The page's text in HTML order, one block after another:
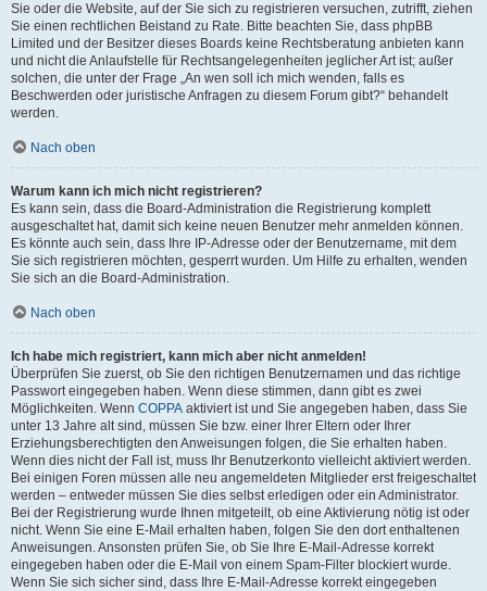
Sie oder die Website, auf der Sie sich zu registrieren versuchen, zutrifft, ziehen
Sie einen rechtlichen Beistand zu Rate. Bitte beachten Sie, dass phpBB
Limited und der Besitzer dieses Boards keine Rechtsberatung anbieten kann
und nicht die Anlaufstelle für Rechtsangelegenheiten jeglicher Art ist; außer
solchen, die unter der Frage „An wen soll ich mich wenden, falls es
Beschwerden oder juristische Anfragen zu diesem Forum gibt?“ behandelt
werden.
Nach oben
Warum kann ich mich nicht registrieren?
Es kann sein, dass die Board-Administration die Registrierung komplett
ausgeschaltet hat, damit sich keine neuen Benutzer mehr anmelden können.
Es könnte auch sein, dass Ihre IP-Adresse oder der Benutzername, mit dem
Sie sich registrieren möchten, gesperrt wurden. Um Hilfe zu erhalten, wenden
Sie sich an die Board-Administration.
Nach oben
Ich habe mich registriert, kann mich aber nicht anmelden!
Überprüfen Sie zuerst, ob Sie den richtigen Benutzernamen und das richtige
Passwort eingegeben haben. Wenn diese stimmen, dann gibt es zwei
Möglichkeiten. Wenn COPPA aktiviert ist und Sie angegeben haben, dass Sie
unter 13 Jahre alt sind, müssen Sie bzw. einer Ihrer Eltern oder Ihrer
Erziehungsberechtigten den Anweisungen folgen, die Sie erhalten haben.
Wenn dies nicht der Fall ist, muss Ihr Benutzerkonto vielleicht aktiviert werden.
Bei einigen Foren müssen alle neu angemeldeten Mitglieder erst freigeschaltet
werden – entweder müssen Sie dies selbst erledigen oder ein Administrator.
Bei der Registrierung wurde Ihnen mitgeteilt, ob eine Aktivierung nötig ist oder
nicht. Wenn Sie eine E-Mail erhalten haben, folgen Sie den dort enthaltenen
Anweisungen. Ansonsten prüfen Sie, ob Sie Ihre E-Mail-Adresse korrekt
eingegeben haben oder die E-Mail von einem Spam-Filter blockiert wurde.
Wenn Sie sich sicher sind, dass Ihre E-Mail-Adresse korrekt eingegeben